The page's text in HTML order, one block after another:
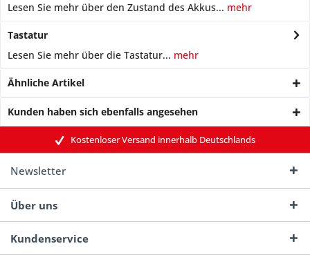
Lesen Sie mehr über den Zustand des Akkus... mehr
Tastatur
Lesen Sie mehr über die Tastatur... mehr
Ähnliche Artikel
Kunden haben sich ebenfalls angesehen
Kostenloser Versand innerhalb Deutschlands
Newsletter
Über uns
Kundenservice